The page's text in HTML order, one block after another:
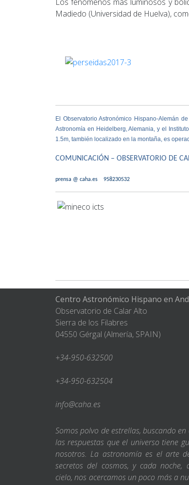
Madiedo (Universidad de Huelva),
El Observatorio Astronómico Hispano-Alemán
Astronomía en Heidelberg, Alemania, y el
1.5m, también localizado en la montaña, es
COMUNICACIÓN – OBSERVATORIO DE
prensa @ caha.es 958230532
Centro Astronómico Hispano en
Observatorio de Calar Alto
Sierra de los Filabres
04550 Gérgal (Almería, SPAIN)
+34-950-632500
+34-950-632504
info@caha.es
Somos polvo de estrellas, buscando
las respuestas que el universo tiene
nosotros. La astronomía es el arte
secretos del cosmos, y cada noche,
cielo, nos acercamos un poco más a